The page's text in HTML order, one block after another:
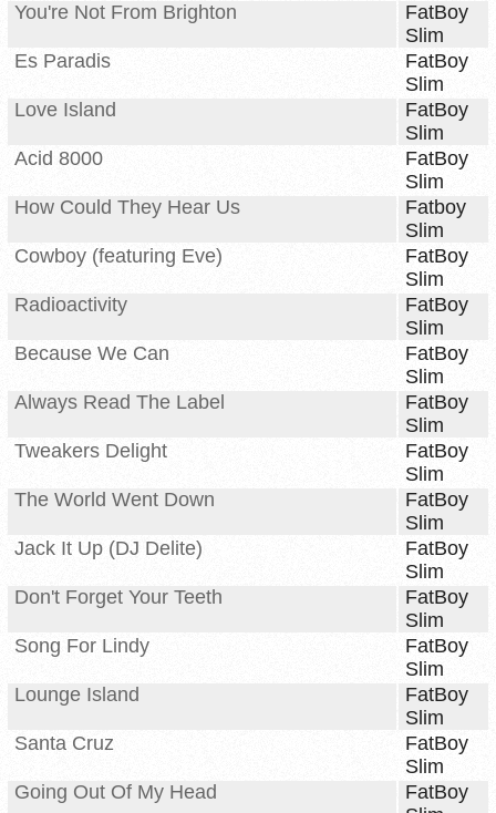
You're Not From Brighton
FatBoy
Slim
Es Paradis
FatBoy
Slim
Love Island
FatBoy
Slim
Acid 8000
FatBoy
Slim
How Could They Hear Us
Fatboy
Slim
Cowboy (featuring Eve)
FatBoy
Slim
Radioactivity
FatBoy
Slim
Because We Can
FatBoy
Slim
Always Read The Label
FatBoy
Slim
Tweakers Delight
FatBoy
Slim
The World Went Down
FatBoy
Slim
Jack It Up (DJ Delite)
FatBoy
Slim
Don't Forget Your Teeth
FatBoy
Slim
Song For Lindy
FatBoy
Slim
Lounge Island
FatBoy
Slim
Santa Cruz
FatBoy
Slim
Going Out Of My Head
FatBoy